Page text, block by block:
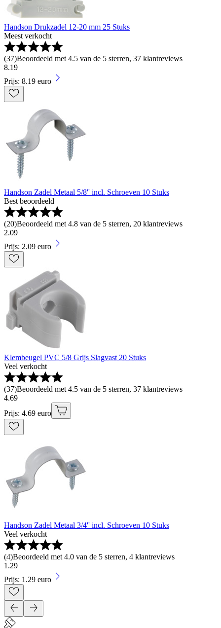
Handson Drukzadel 12-20 mm 25 Stuks
Meest verkocht
(37)Beoordeeld met 4.5 van de 5 sterren, 37 klantreviews
8.19
Prijs: 8.19 euro
Handson Zadel Metaal 5/8'' incl. Schroeven 10 Stuks
Best beoordeeld
(20)Beoordeeld met 4.8 van de 5 sterren, 20 klantreviews
2.09
Prijs: 2.09 euro
Klembeugel PVC 5/8 Grijs Slagvast 20 Stuks
Veel verkocht
(37)Beoordeeld met 4.5 van de 5 sterren, 37 klantreviews
4.69
Prijs: 4.69 euro
Handson Zadel Metaal 3/4'' incl. Schroeven 10 Stuks
Veel verkocht
(4)Beoordeeld met 4.0 van de 5 sterren, 4 klantreviews
1 .29
Prijs: 1.29 euro